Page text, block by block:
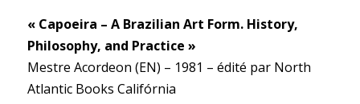
« Capoeira – A Brazilian Art Form. History,
Philosophy, and Practice »
Mestre Acordeon (EN) – 1981 – édité par North
Atlantic Books Califórnia